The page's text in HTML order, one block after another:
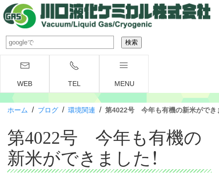
WEB TEL MENU
ホーム / ブログ / 環境関連 / 第4022号 今年も有機の新米ができ
第4022号 今年も有機の
新米ができました！